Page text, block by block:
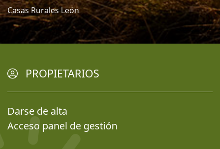
Casas Rurales León
PROPIETARIOS
Darse de alta
Acceso panel de gestión